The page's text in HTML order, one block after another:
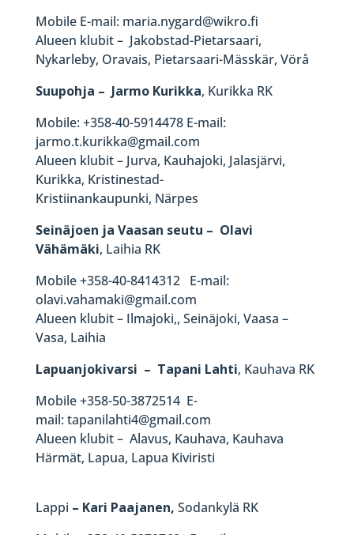
Mobile E-mail: maria.nygard@wikro.fi
Alueen klubit – Jakobstad-Pietarsaari,
Nykarleby, Oravais, Pietarsaari-Mässkär, Vörå
Suupohja – Jarmo Kurikka, Kurikka RK
Mobile: +358-40-5914478 E-mail:
jarmo.t.kurikka@gmail.com
Alueen klubit – Jurva, Kauhajoki, Jalasjärvi,
Kurikka, Kristinestad-
Kristiinankaupunki, Närpes
Seinäjoen ja Vaasan seutu – Olavi
Vähämäki, Laihia RK
Mobile +358-40-8414312 E-mail:
olavi.vahamaki@gmail.com
Alueen klubit – Ilmajoki,, Seinäjoki, Vaasa –
Vasa, Laihia
Lapuanjokivarsi – Tapani Lahti, Kauhava RK
Mobile +358-50-3872514 E-
mail: tapanilahti4@gmail.com
Alueen klubit – Alavus, Kauhava, Kauhava
Härmät, Lapua, Lapua Kiviristi
Lappi – Kari Paajanen, Sodankylä​ RK